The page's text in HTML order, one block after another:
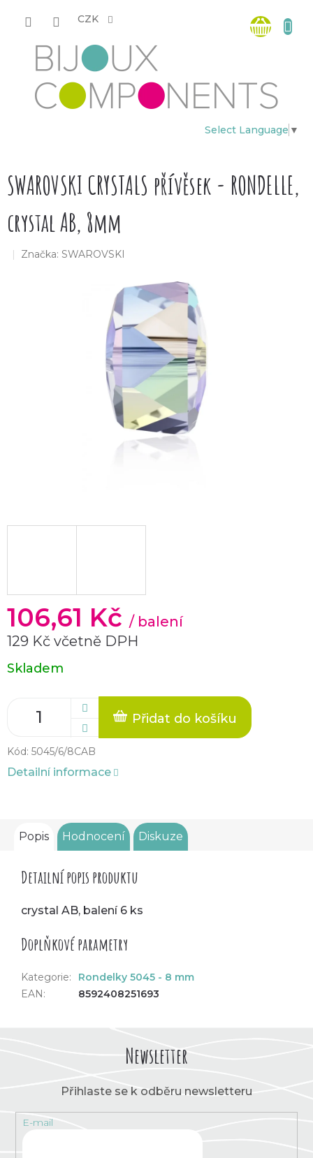
CZK
Select Language ▼
košík
SWAROVSKI CRYSTALS přívěsek - RONDELLE,
crystal AB, 8mm
Značka: SWAROVSKI
106,61 Kč / balení
129 Kč včetně DPH
Měrná
cena:
Skladem
Přidat do košíku
Kód: 5045/6/8CAB
Detailní informace
Popis Hodnocení Diskuze
Detailní popis produktu
crystal AB, balení 6 ks
Doplňkové parametry
Kategorie:
Rondelky 5045 - 8 mm
EAN: 8592408251693
Newsletter
Přihlaste se k odběru newsletteru
E-mail